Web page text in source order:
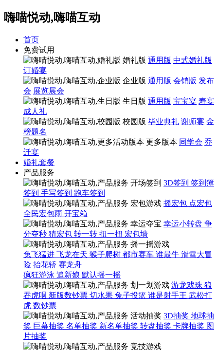
嗨喵悦动,嗨喵互动
首页
免费试用
婚礼版 通用版 中式婚礼版
订婚宴
企业版 通用版 会销版 发布
会 展览展会
生日版 通用版 宝宝宴 寿宴
成人礼
校园版 毕业典礼 谢师宴 金
榜题名
更多版本 同学会 乔
迁宴
婚礼套餐
产品服务
开场签到 3D签到 签到簿
签到 手写签到 跑车签到
宏包游戏 摇宏包 点宏包
全民宏包雨 开宝箱
幸运夺宝 幸运小转盘 争
分夺秒 猜宏包 转一转 扭一扭 宏包墙
摇一摇游戏
兔飞猛进 飞龙在天 猴子爬树 都市赛车 谁最牛 滑雪大冒
险 抬花轿 赛龙舟
疯狂游泳 追新娘 默认摇一摇
划一划游戏 游龙戏珠 狼
吞虎咽 新版数钞票 切水果 兔子投篮 谁是射手王 武松打
虎 数钞票
活动抽奖 3D抽奖 地球抽
奖 巨幕抽奖 名单抽奖 新名单抽奖 转盘抽奖 卡牌抽奖 图
片抽奖
竞技游戏